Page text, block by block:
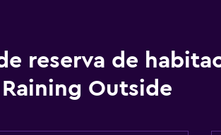
reserva de
Raining Outside